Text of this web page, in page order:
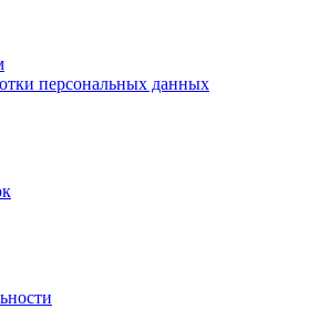
персональных данных